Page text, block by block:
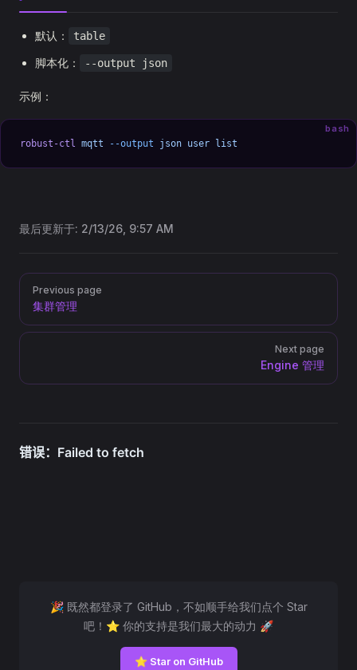
默认： table
脚本化： --output json
示例：
bash
robust-ctl mqtt --output json user list
最后更新于: 2/13/26, 9:57 AM
PagerPrevious page
集群管理
Next page
Engine 管理
🎉 既然都登录了 GitHub，不如顺手给我们点个 Star
吧！⭐ 你的支持是我们最大的动力 🚀
⭐ Star on GitHub